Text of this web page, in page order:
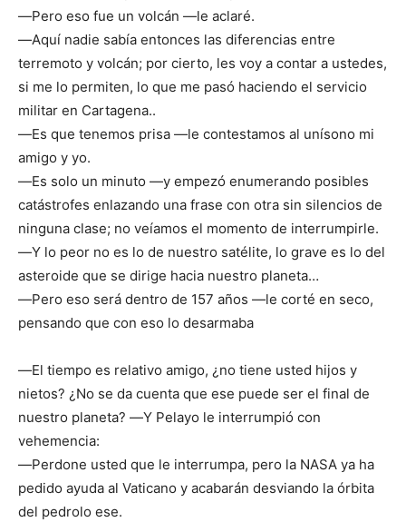
―Pero eso fue un volcán ―le aclaré.
―Aquí nadie sabía entonces las diferencias entre
terremoto y volcán; por cierto, les voy a contar a ustedes,
si me lo permiten, lo que me pasó haciendo el servicio
militar en Cartagena..
―Es que tenemos prisa ―le contestamos al unísono mi
amigo y yo.
―Es solo un minuto ―y empezó enumerando posibles
catástrofes enlazando una frase con otra sin silencios de
ninguna clase; no veíamos el momento de interrumpirle.
―Y lo peor no es lo de nuestro satélite, lo grave es lo del
asteroide que se dirige hacia nuestro planeta…
―Pero eso será dentro de 157 años ―le corté en seco,
pensando que con eso lo desarmaba
―El tiempo es relativo amigo, ¿no tiene usted hijos y
nietos? ¿No se da cuenta que ese puede ser el final de
nuestro planeta? ―Y Pelayo le interrumpió con
vehemencia:
―Perdone usted que le interrumpa, pero la NASA ya ha
pedido ayuda al Vaticano y acabarán desviando la órbita
del pedrolo ese.